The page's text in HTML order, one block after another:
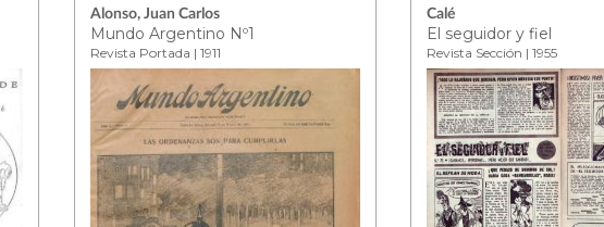
Alonso, Juan Carlos
Mundo Argentino Nº1
Revista Portada | 1911
Calé
El seguidor y fiel
Revista Sección | 1955